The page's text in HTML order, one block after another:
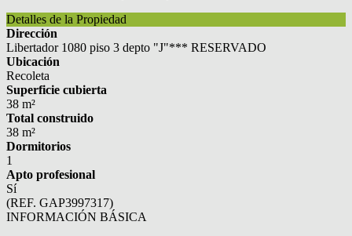
Detalles de la Propiedad
Dirección
Libertador 1080 piso 3 depto "J"*** RESERVADO
Ubicación
Recoleta
Superficie cubierta
38 m²
Total construido
38 m²
Dormitorios
1
Apto profesional
Sí
(REF. GAP3997317)
INFORMACIÓN BÁSICA